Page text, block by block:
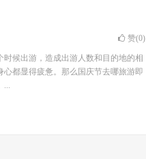
赞(0)
候出游，造成出游人数和目的地的相
都显得疲惫。那么国庆节去哪旅游即
...